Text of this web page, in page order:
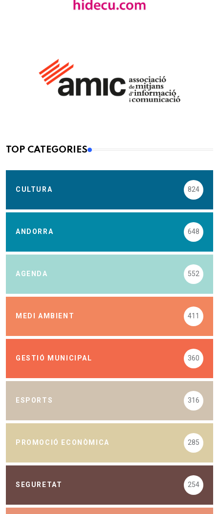
TOP CATEGORIES
CULTURA 824
ANDORRA 648
AGENDA 552
MEDI AMBIENT 411
GESTIÓ MUNICIPAL 360
ESPORTS 316
PROMOCIÓ ECONÒMICA 285
SEGURETAT 254